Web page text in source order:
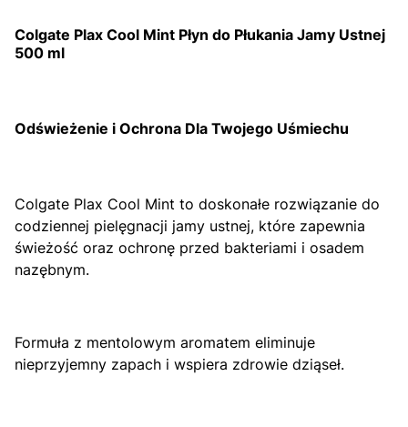
Colgate Plax Cool Mint Płyn do Płukania Jamy Ustnej
500 ml
Odświeżenie i Ochrona Dla Twojego Uśmiechu
Colgate Plax Cool Mint to doskonałe rozwiązanie do
codziennej pielęgnacji jamy ustnej, które zapewnia
świeżość oraz ochronę przed bakteriami i osadem
nazębnym.
Formuła z mentolowym aromatem eliminuje
nieprzyjemny zapach i wspiera zdrowie dziąseł.